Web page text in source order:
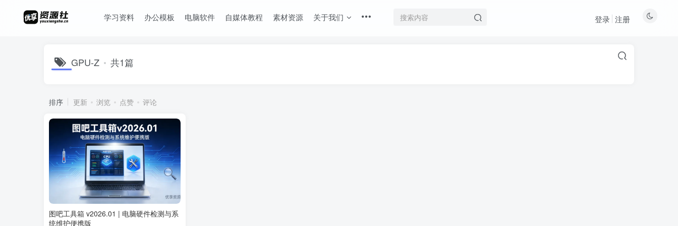
学习资料 办公模板 电脑软件 自媒体教程 素材资源 关于我们 登录 注册
GPU-Z 共1篇
排序 更新 浏览 点赞 评论
图吧工具箱 v2026.01 | 电脑硬件检测与系
统维护便携版